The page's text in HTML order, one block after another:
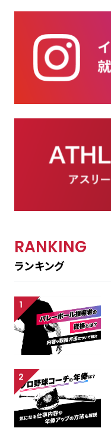
RANKING
ランキング